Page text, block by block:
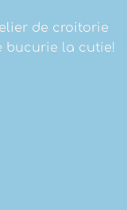
de croitorie
bucurie la cutie!